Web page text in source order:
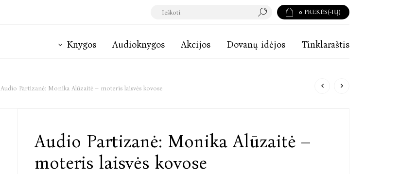
0 PREKĖS(-IŲ)
Knygos Audioknygos Akcijos Dovanų idėjos Tinklaraštis
Audio Partizanė: Monika Alūzaitė – moteris laisvės kovose
Audio Partizanė: Monika Alūzaitė –
moteris laisvės kovose